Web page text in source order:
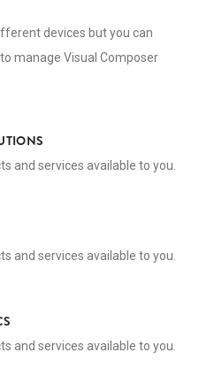
devices but you can
manage Visual Composer
and services available to you.
and services available to you.
and services available to you.